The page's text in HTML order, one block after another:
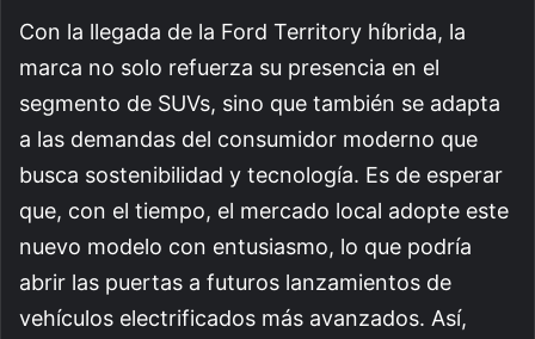
Con la llegada de la Ford Territory híbrida, la
marca no solo refuerza su presencia en el
segmento de SUVs, sino que también se adapta
a las demandas del consumidor moderno que
busca sostenibilidad y tecnología. Es de esperar
que, con el tiempo, el mercado local adopte este
nuevo modelo con entusiasmo, lo que podría
abrir las puertas a futuros lanzamientos de
vehículos electrificados más avanzados. Así,